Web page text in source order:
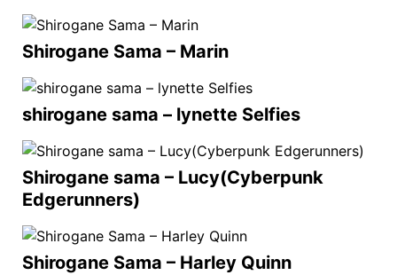
Shirogane Sama – Marin
shirogane sama – lynette Selfies
Shirogane sama – Lucy(Cyberpunk
Edgerunners)
Shirogane Sama – Harley Quinn